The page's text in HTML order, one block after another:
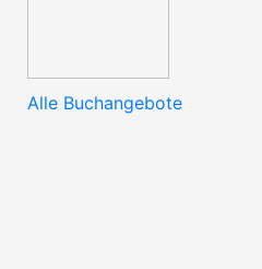
Alle Buchangebote